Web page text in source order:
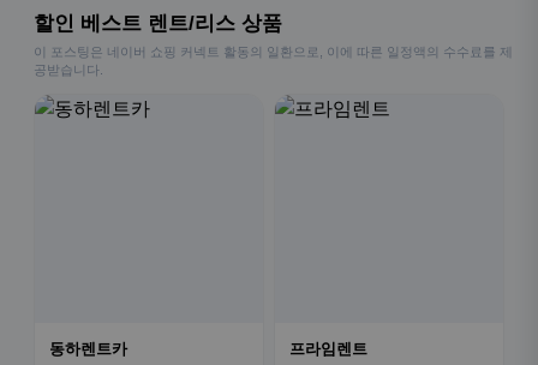
할인 베스트 렌트/리스 상품
이 포스팅은 네이버 쇼핑 커넥트 활동의 일환으로, 이에 따른 일정액의 수수료를 제
공받습니다.
동하렌트카 프라임렌트